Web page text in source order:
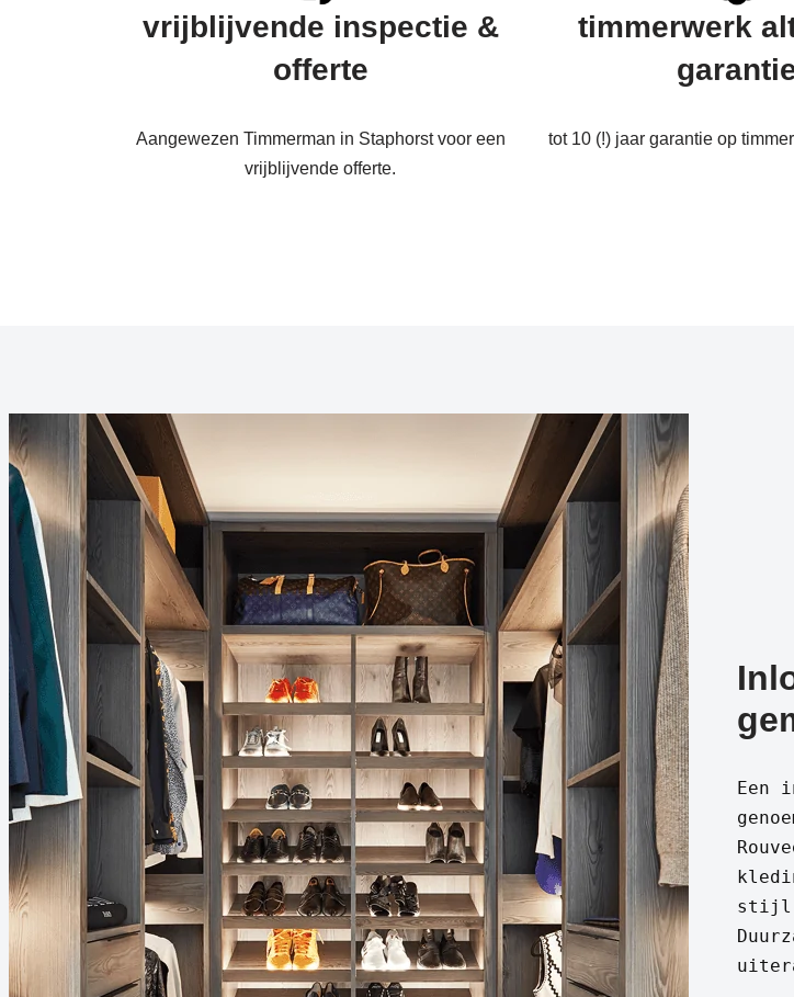
vrijblijvende inspectie &
offerte
Aangewezen Timmerman in Staphorst voor een
vrijblijvende offerte.
timmerwerk
tot 10 (!) jaar garantie op
Een
stijl